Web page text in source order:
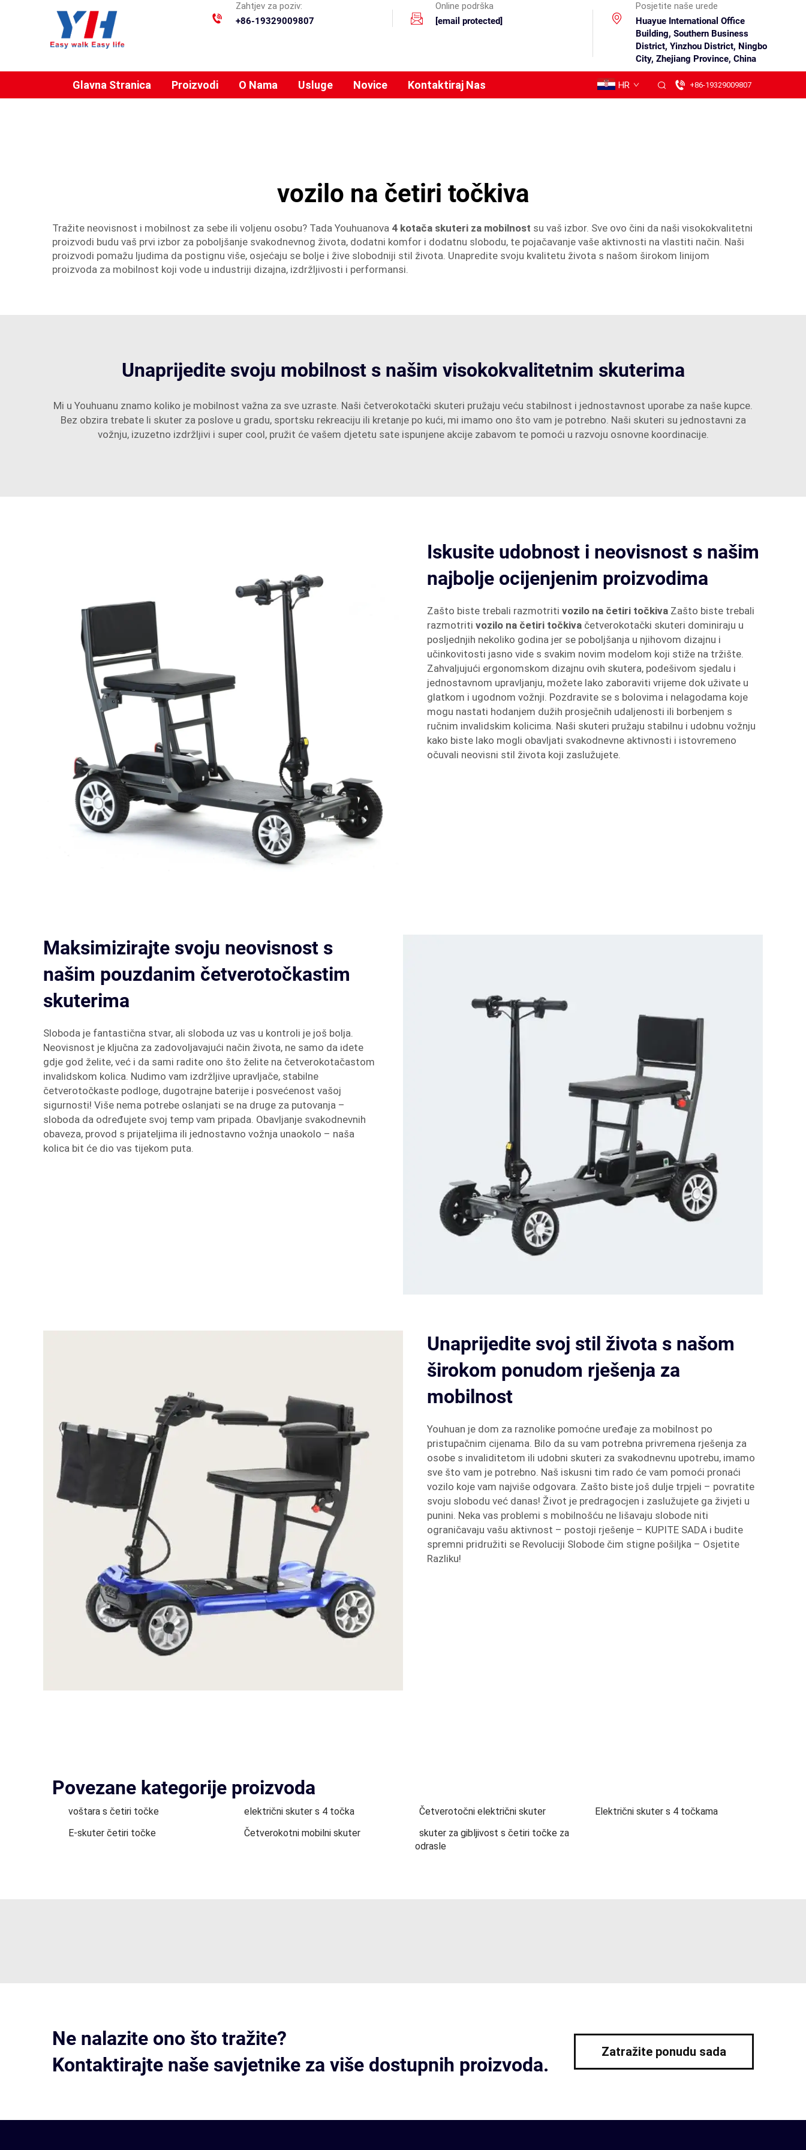
Zahtjev za poziv:
+86-19329009807
Online podrška
[email protected]
Posjetite naše urede
Huayue International Office
Building, Southern Business
District, Yinzhou District, Ningbo
City, Zhejiang Province, China
Glavna Stranica Proizvodi O Nama Usluge Novice Kontaktiraj Nas HR +86-19329009807
vozilo na četiri točkiva
Tražite neovisnost i mobilnost za sebe ili voljenu osobu? Tada Youhuanova 4 kotača skuteri za mobilnost su vaš izbor. Sve ovo čini da naši visokokvalitetni
proizvodi budu vaš prvi izbor za poboljšanje svakodnevnog života, dodatni komfor i dodatnu slobodu, te pojačavanje vaše aktivnosti na vlastiti način. Naši
proizvodi pomažu ljudima da postignu više, osjećaju se bolje i žive slobodniji stil života. Unapredite svoju kvalitetu života s našom širokom linijom
proizvoda za mobilnost koji vode u industriji dizajna, izdržljivosti i performansi.
Unaprijedite svoju mobilnost s našim visokokvalitetnim skuterima
Mi u Youhuanu znamo koliko je mobilnost važna za sve uzraste. Naši četverokotački skuteri pružaju veću stabilnost i jednostavnost uporabe za naše kupce.
Bez obzira trebate li skuter za poslove u gradu, sportsku rekreaciju ili kretanje po kući, mi imamo ono što vam je potrebno. Naši skuteri su jednostavni za
vožnju, izuzetno izdržljivi i super cool, pružit će vašem djetetu sate ispunjene akcije zabavom te pomoći u razvoju osnovne koordinacije.
Iskusite udobnost i neovisnost s našim
najbolje ocijenjenim proizvodima
Zašto biste trebali razmotriti vozilo na četiri točkiva Zašto biste trebali
razmotriti vozilo na četiri točkiva četverokotački skuteri dominiraju u
posljednjih nekoliko godina jer se poboljšanja u njihovom dizajnu i
učinkovitosti jasno vide s svakim novim modelom koji stiže na tržište.
Zahvaljujući ergonomskom dizajnu ovih skutera, podešivom sjedalu i
jednostavnom upravljanju, možete lako zaboraviti vrijeme dok uživate u
glatkom i ugodnom vožnji. Pozdravite se s bolovima i nelagodama koje
mogu nastati hodanjem dužih prosječnih udaljenosti ili borbenjem s
ručnim invalidskim kolicima. Naši skuteri pružaju stabilnu i udobnu vožnju
kako biste lako mogli obavljati svakodnevne aktivnosti i istovremeno
očuvali neovisni stil života koji zaslužujete.
Maksimizirajte svoju neovisnost s
našim pouzdanim četverotočkastim
skuterima
Sloboda je fantastična stvar, ali sloboda uz vas u kontroli je još bolja.
Neovisnost je ključna za zadovoljavajući način života, ne samo da idete
gdje god želite, već i da sami radite ono što želite na četverokotačastom
invalidskom kolica. Nudimo vam izdržljive upravljače, stabilne
četverotočkaste podloge, dugotrajne baterije i posvećenost vašoj
sigurnosti! Više nema potrebe oslanjati se na druge za putovanja –
sloboda da određujete svoj temp vam pripada. Obavljanje svakodnevnih
obaveza, provod s prijateljima ili jednostavno vožnja unaokolo – naša
kolica bit će dio vas tijekom puta.
Unaprijedite svoj stil života s našom
širokom ponudom rješenja za
mobilnost
Youhuan je dom za raznolike pomoćne uređaje za mobilnost po
pristupačnim cijenama. Bilo da su vam potrebna privremena rješenja za
osobe s invaliditetom ili udobni skuteri za svakodnevnu upotrebu, imamo
sve što vam je potrebno. Naš iskusni tim rado će vam pomoći pronaći
vozilo koje vam najviše odgovara. Zašto biste još dulje trpjeli – povratite
svoju slobodu već danas! Život je predragocjen i zaslužujete ga živjeti u
punini. Neka vas problemi s mobilnošću ne lišavaju slobode niti
ograničavaju vašu aktivnost – postoji rješenje – KUPITE SADA i budite
spremni pridružiti se Revoluciji Slobode čim stigne pošiljka – Osjetite
Razliku!
Povezane kategorije proizvoda
voštara s četiri točke električni skuter s 4 točka Četverotočni električni skuter
Električni skuter s 4 točkama
E-skuter četiri točke
Četverokotni mobilni skuter
skuter za gibljivost s četiri točke za
odrasle
Ne nalazite ono što tražite?
Kontaktirajte naše savjetnike za više dostupnih proizvoda.
Zatražite ponudu sada